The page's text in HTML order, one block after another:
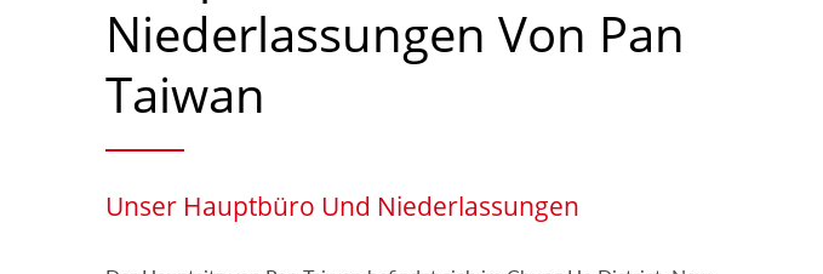
Niederlassungen Von Pan
Taiwan
Unser Hauptbüro Und Niederlassungen